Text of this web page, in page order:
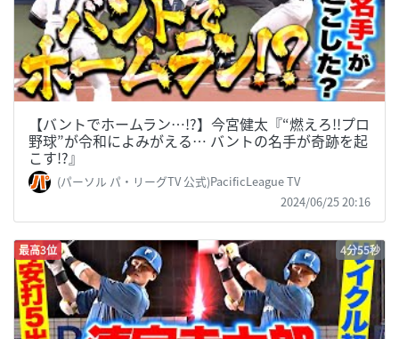
【バントでホームラン…!?】今宮健太『“燃えろ!!プロ
野球”が令和によみがえる… バントの名手が奇跡を起
こす!?』
(パーソル パ・リーグTV 公式)PacificLeague TV
2024/06/25 20:16
最高3位 4分55秒